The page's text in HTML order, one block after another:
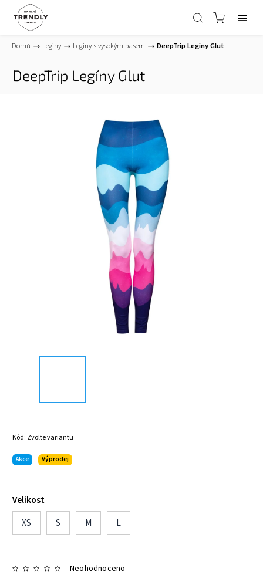
Domů / Legíny / Legíny s vysokým pasem / DeepTrip Legíny Glut
DeepTrip Legíny Glut
Kód: Zvolte variantu
Akce Výprodej
Velikost
XS
S M L
Neohodnoceno